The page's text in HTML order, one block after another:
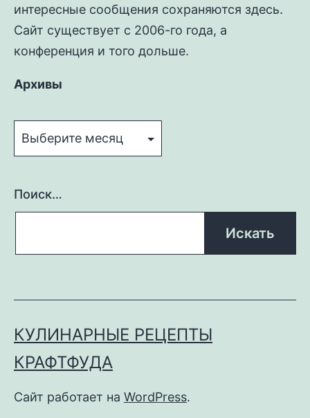
интересные сообщения сохраняются здесь.
Сайт существует с 2006-го года, а
конференция и того дольше.
Архивы
Поиск…
КУЛИНАРНЫЕ РЕЦЕПТЫ
КРАФТФУДА
Сайт работает на WordPress.